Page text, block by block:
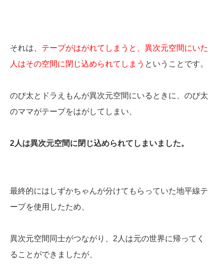
それは、 テープがはがれてしまうと、異次元空間にいた
人はその空間に閉じ込められてしまう ということです。
のび太とドラえもんが異次元空間にいるときに、のび太
のママがテープをはがしてしまい、
2人は異次元空間に閉じ込められてしまいました。
最終的にはしずかちゃんが分けてもらっていた地平線テ
ープを使用したため、
異次元空間同士がつながり、2人は元の世界に帰ってく
ることができましたが、